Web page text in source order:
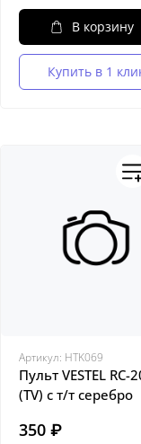
В корзину
Купить в 1
Артикул: HTK069
Пульт VESTEL RC-
(TV) с т/т серебро
350 ₽